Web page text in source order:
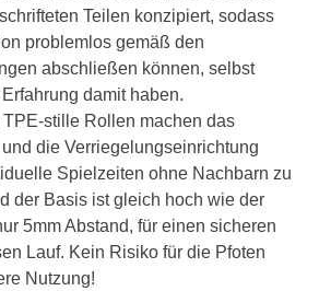
Teilen konzipiert, sodass
problemlos gemäß den
abschließen können, selbst
damit haben.
stille Rollen machen das
die Verriegelungseinrichtung
Spielzeiten ohne Nachbarn zu
der Basis ist gleich hoch wie der
5mm Abstand, für einen sicheren
Lauf. Kein Risiko für die Pfoten
Nutzung!